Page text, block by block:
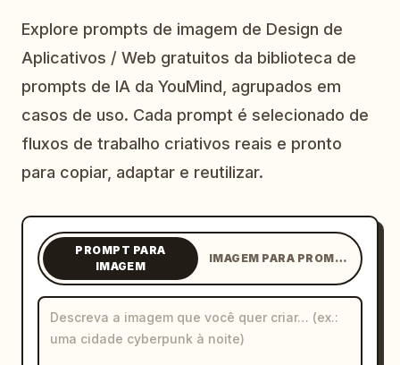
Preços
Baixar
Blog
Explore prompts de imagem de Design de
Aplicativos / Web gratuitos da biblioteca de
prompts de IA da YouMind, agrupados em
casos de uso. Cada prompt é selecionado de
fluxos de trabalho criativos reais e pronto
para copiar, adaptar e reutilizar.
PROMPT PARA
IMAGEM
IMAGEM PARA PROMPT